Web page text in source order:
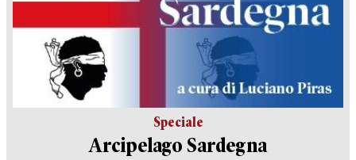
Speciale
Arcipelago Sardegna